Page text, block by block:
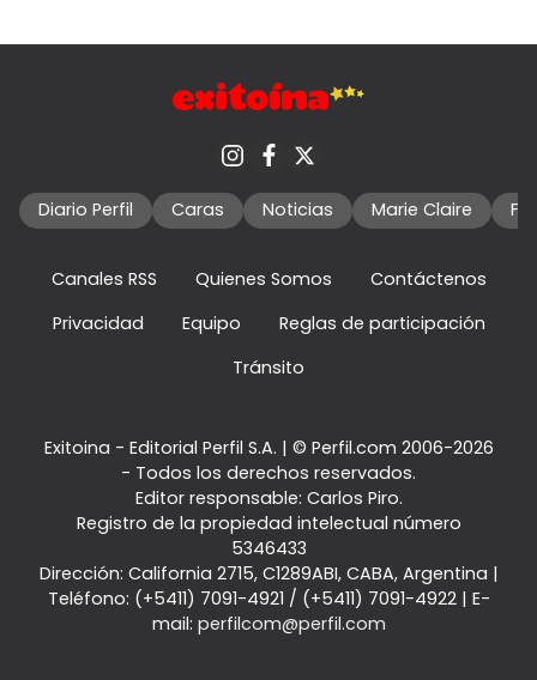
Diario Perfil Caras Noticias Marie Claire
Canales RSS Quienes Somos
Contáctenos
Privacidad
Equipo
Reglas de participación
Tránsito
Exitoina - Editorial Perfil S.A. | © Perfil.com 2006-2026
- Todos los derechos reservados.
Editor responsable: Carlos Piro.
Registro de la propiedad intelectual número
5346433
Dirección: California 2715, C1289ABI, CABA, Argentina |
Teléfono: (+5411) 7091-4921 / (+5411) 7091-4922| E-
mail: perfilcom@perfil.com